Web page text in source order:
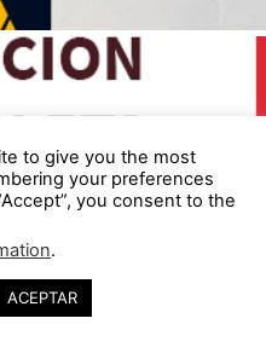
to give you the most
your preferences
you consent to the
.
ACEPTAR